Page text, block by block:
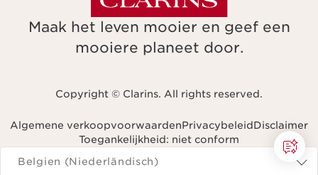
Maak het leven mooier en geef een
mooiere planeet door.
Copyright © Clarins. All rights reserved.
Algemene verkoopvoorwaardenPrivacybeleidDisclaimer
Toegankelijkheid: niet conform
Navigeren naar
Belgien (Niederländisch)